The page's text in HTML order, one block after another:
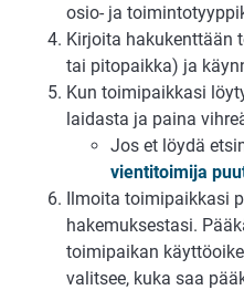
osio- ja
Kirjoita hakukenttään
tai pitopaikka) ja
Kun toimipaikkasi
laidasta ja paina
Jos et löydä
vientitoimija
Ilmoita toimipaikkasi
hakemuksestasi.
toimipaikan
valitsee, kuka saa